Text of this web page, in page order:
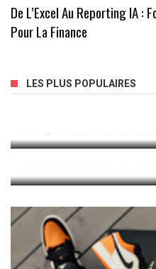
De L’Excel Au Reporting IA
Pour La Finance
LES PLUS POPULAIRES
Guide Complet : Tout Ce